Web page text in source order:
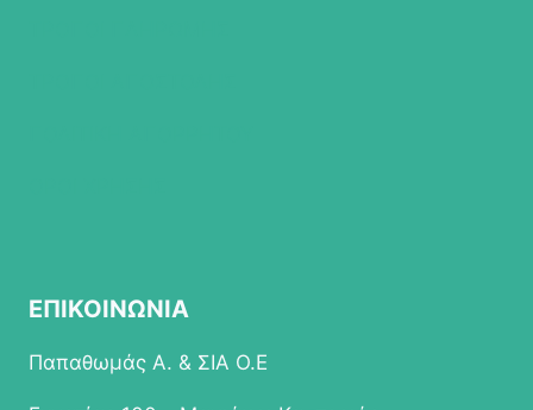
ΕΠΙΚΟΙΝΩΝΙΑ
Παπαθωμάς Α. & ΣΙΑ Ο.Ε